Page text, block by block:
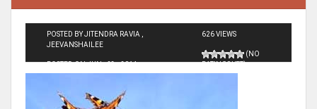
POSTED BY JITENDRA RAVIA ,
JEEVANSHAILEE
POSTED ON JUN - 23 - 2014
626 VIEWS
(NO
RATINGS YET)